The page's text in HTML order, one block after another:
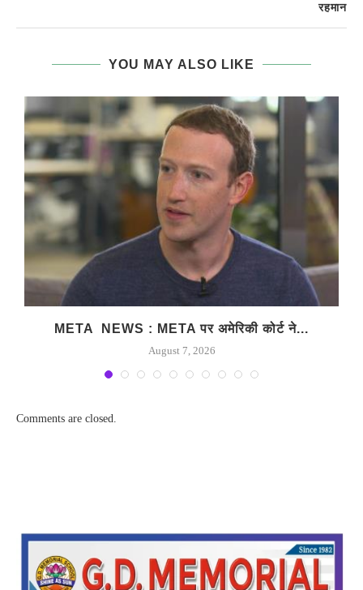
रहमान
YOU MAY ALSO LIKE
META NEWS : META पर अमेरिकी कोर्ट ने...
August 7, 2026
Comments are closed.